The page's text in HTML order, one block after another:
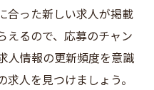
合った新しい求人が掲載
えるので、応募のチャン
人情報の更新頻度を意識
人を見つけましょう。